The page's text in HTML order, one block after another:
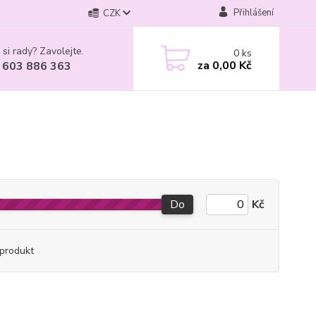
CZK Přihlášení
rady? Zavolejte.
886 363
0ks
za 0,00 Kč
Do Kč